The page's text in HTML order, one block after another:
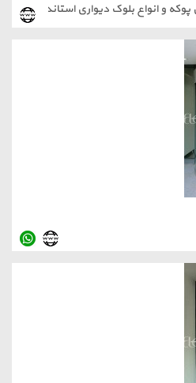
و انواع بلوک دیواری استاندارد